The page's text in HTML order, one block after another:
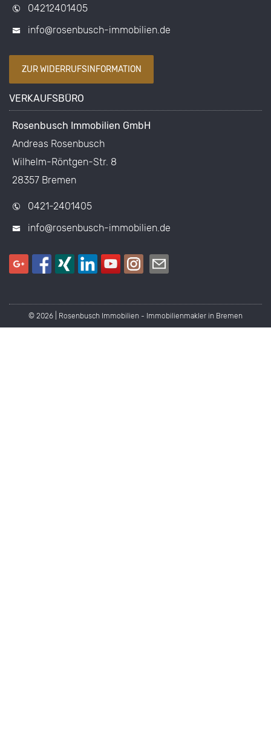
04212401405
info@rosenbusch-immobilien.de
ZUR WIDERRUFSINFORMATION
VERKAUFSBÜRO
Rosenbusch Immobilien GmbH
Andreas Rosenbusch
Wilhelm-Röntgen-Str. 8
28357 Bremen
0421-2401405
info@rosenbusch-immobilien.de
© 2026 | Rosenbusch Immobilien - Immobilienmakler in Bremen